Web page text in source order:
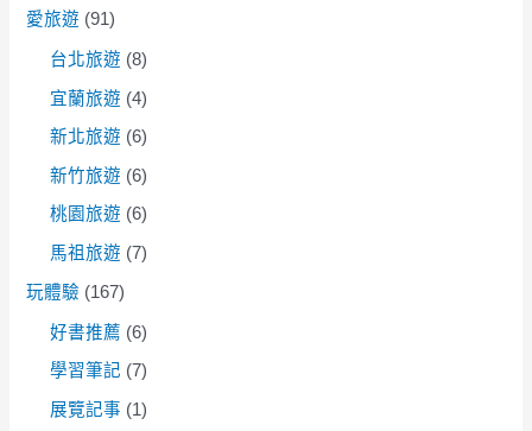
愛旅遊 (91)
台北旅遊 (8)
宜蘭旅遊 (4)
新北旅遊 (6)
新竹旅遊 (6)
桃園旅遊 (6)
馬祖旅遊 (7)
玩體驗 (167)
好書推薦 (6)
學習筆記 (7)
展覽記事 (1)